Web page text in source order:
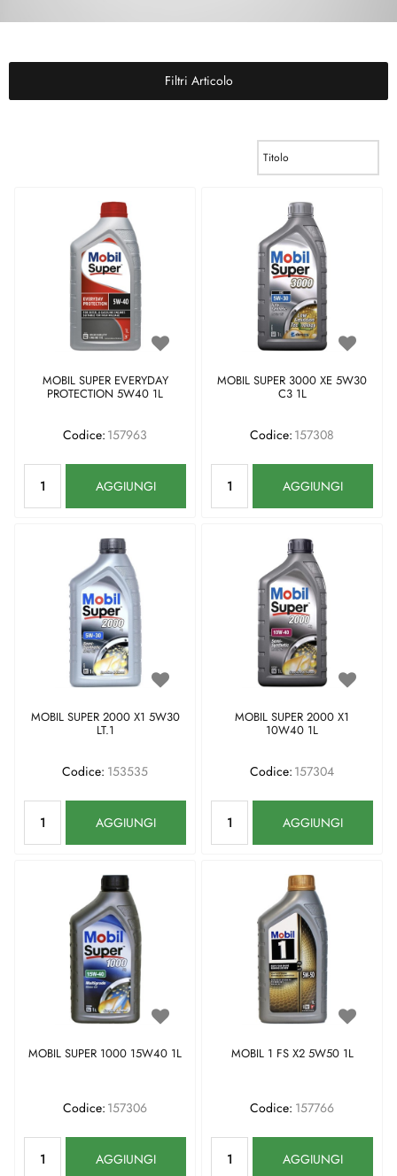
Filtri Articolo
MOBIL SUPER EVERYDAY
PROTECTION 5W40 1L
Codice: 157963
AGGIUNGI
MOBIL SUPER 3000 XE 5W30
C3 1L
Codice: 157308
AGGIUNGI
MOBIL SUPER 2000 X1 5W30
LT.1
Codice: 153535
AGGIUNGI
MOBIL SUPER 2000 X1
10W40 1L
Codice: 157304
AGGIUNGI
MOBIL SUPER 1000 15W40 1L
Codice: 157306
AGGIUNGI
MOBIL 1 FS X2 5W50 1L
Codice: 157766
AGGIUNGI